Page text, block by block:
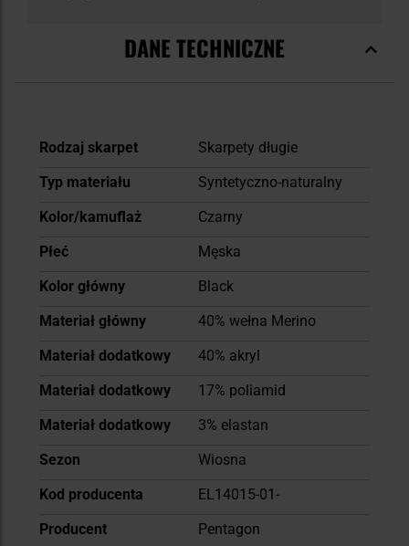
DANE TECHNICZNE
Więcej
Rodzaj skarpet
Skarpety długie
Typ materiału
Syntetyczno-naturalny
Kolor/kamuflaż
Czarny
Płeć
Męska
Kolor główny
Black
Materiał główny
40% wełna Merino
Materiał dodatkowy
40% akryl
Materiał dodatkowy
17% poliamid
Materiał dodatkowy
3% elastan
Sezon
Wiosna
Kod producenta
EL14015-01-
Producent
Pentagon